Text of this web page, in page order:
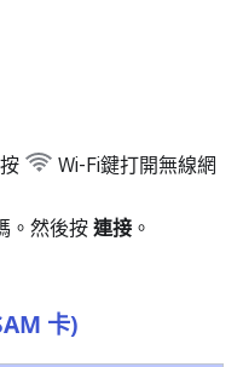
Wi-Fi鍵打開無線網
。然後按 連接 。
卡)